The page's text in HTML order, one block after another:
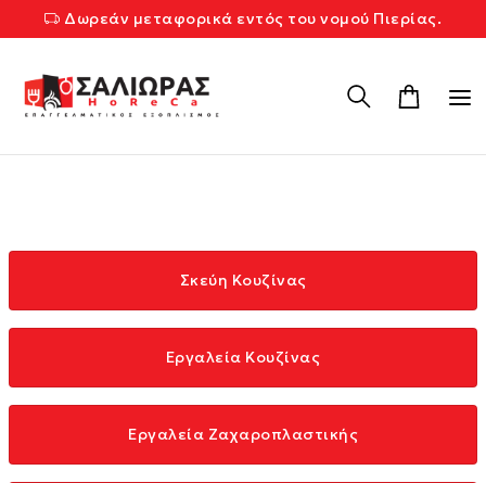
Δωρεάν μεταφορικά εντός του νομού Πιερίας.
Σκεύη Κουζίνας
Εργαλεία Κουζίνας
Εργαλεία Ζαχαροπλαστικής